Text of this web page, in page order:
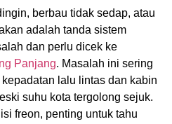
berbau tidak sedap, atau
adalah tanda sistem
dan perlu dicek ke
Panjang. Masalah ini sering
lalu lintas dan kabin
suhu kota tergolong sejuk.
freon, penting untuk tahu